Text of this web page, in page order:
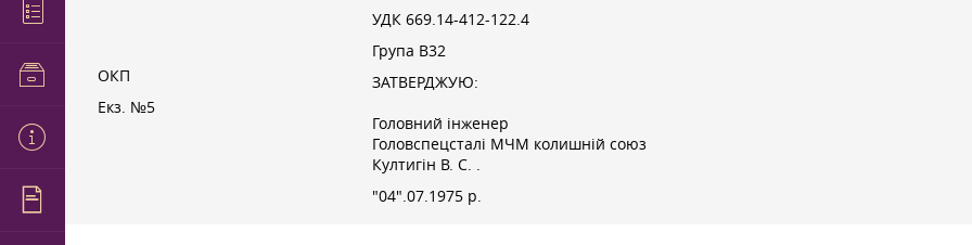
ОКП
Екз. №5
УДК 669.14-412-122.4
Група В32
ЗАТВЕРДЖУЮ:
Головний інженер
Головспецсталі МЧМ колишній союз
Култигін В. С. .
"04".07.1975 р.